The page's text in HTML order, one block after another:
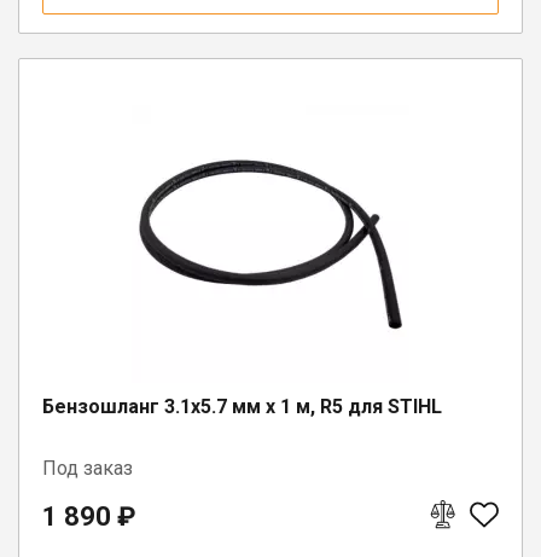
Бензошланг 3.1x5.7 мм x 1 м, R5 для STIHL
Под заказ
1 890 ₽